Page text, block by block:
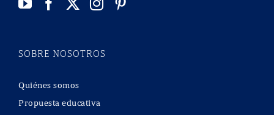
SOBRE NOSOTROS
Quiénes somos
Propuesta educativa